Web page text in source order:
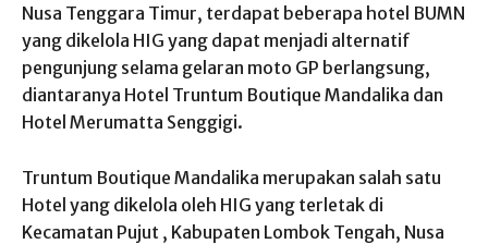
Nusa Tenggara Timur, terdapat beberapa hotel BUMN
yang dikelola HIG yang dapat menjadi alternatif
pengunjung selama gelaran moto GP berlangsung,
diantaranya Hotel Truntum Boutique Mandalika dan
Hotel Merumatta Senggigi.
Truntum Boutique Mandalika merupakan salah satu
Hotel yang dikelola oleh HIG yang terletak di
Kecamatan Pujut , Kabupaten Lombok Tengah, Nusa